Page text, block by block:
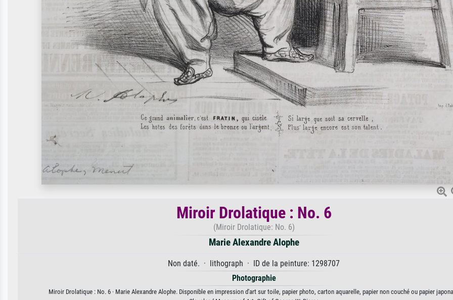
Miroir Drolatique : No. 6
(Miroir Drolatique: No. 6)
Marie Alexandre Alophe
Non daté. · lithograph · ID de la peinture: 1298707
Photographie
Miroir Drolatique : No. 6 · Marie Alexandre Alophe. Disponible en impression d'art sur toile, papier photo, carton aquarelle, papier non couché ou papier